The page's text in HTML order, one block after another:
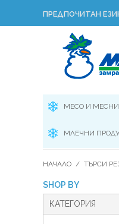
ПРЕДПОЧИТАН
МЕСО И
МЛЕЧНИ
НАЧАЛО / ТЪРСИ
SHOP BY
КАТЕГОРИЯ